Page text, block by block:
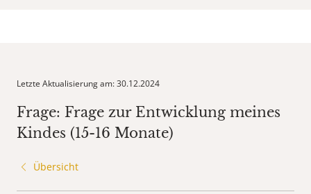
Letzte Aktualisierung am: 30.12.2024
Frage: Frage zur Entwicklung meines
Kindes (15-16 Monate)
Übersicht